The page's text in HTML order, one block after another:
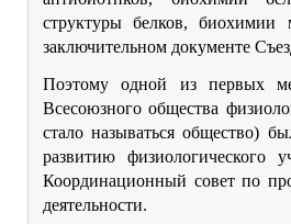
структуры белков,
заключительном документе
Поэтому одной из первых
Всесоюзного общества
стало называться общество)
развитию
Координационный совет по
деятельности.